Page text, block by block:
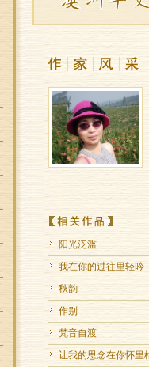
阳光泛滥
我在你的过往里轻吟
秋韵
作别
梵音自渡
让我的思念在你怀里